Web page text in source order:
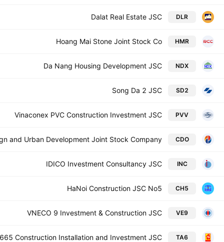
DLR
Dalat Real Estate JSC
HMR
Hoang Mai Stone Joint Stock Co
NDX
Da Nang Housing Development JSC
SD2
Song Da 2 JSC
PVV
Vinaconex PVC Construction Investment JSC
CDO
and Urban Development Joint Stock Company
INC
IDICO Investment Consultancy JSC
CH5
HaNoi Construction JSC No5
VE9
VNECO 9 Investment & Construction JSC
TA6
Construction Installation and Investment JSC